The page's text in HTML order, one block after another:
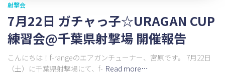
射撃会
7月22日 ガチャっ子☆URAGAN CUP
練習会@千葉県射撃場 開催報告
こんにちは！f-rangeのエアガンチューナー、宮原です。 7月22日
（土）に千葉県射撃場にて、f- Read more…